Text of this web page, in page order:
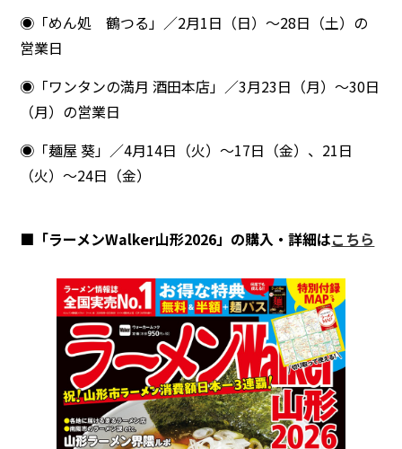
◉「めん処 鶴つる」／2月1日（日）〜28日（土）の
営業日
◉「ワンタンの満月 酒田本店」／3月23日（月）～30日
（月）の営業日
◉「麺屋 葵」／4月14日（火）～17日（金）、21日
（火）～24日（金）
■「ラーメンWalker山形2026」の購入・詳細はこちら